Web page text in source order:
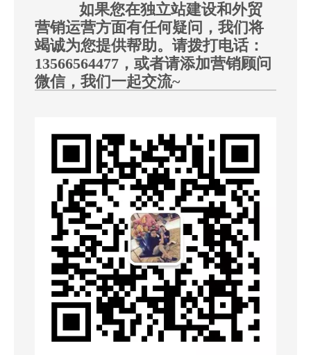
如果您在独立站建设和外贸
营销运营方面有任何疑问，我们将
竭诚为您提供帮助。请拨打电话：
13566564477，或者请添加营销顾问
微信，我们一起交流~